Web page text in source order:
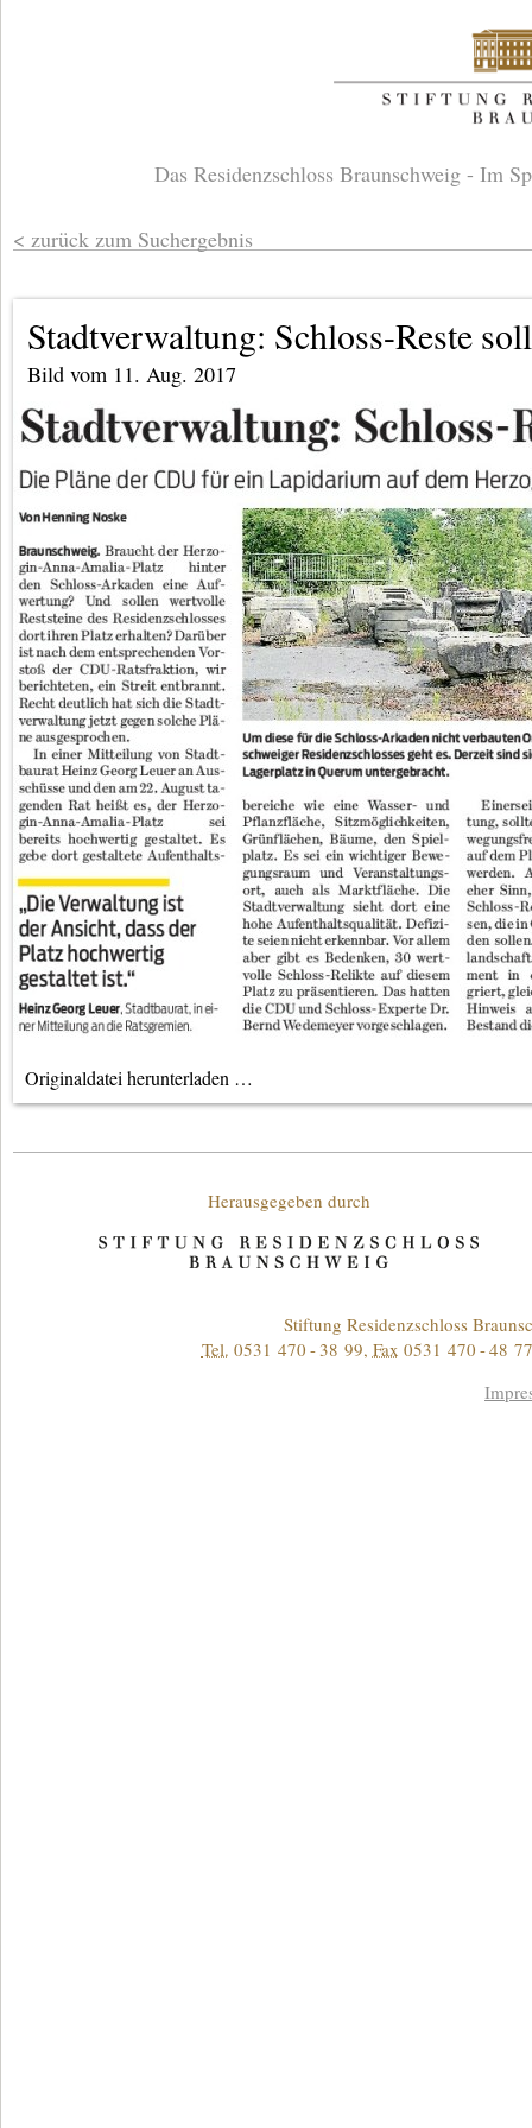
Das Residenzschloss Braunschweig - Im
zurück zum Suchergebnis
Stadtverwaltung: Schloss-Reste
Bild vom 11. Aug. 2017
Originaldatei herunterladen …
Herausgegeben durch
Stiftung Residenzschloss
Tel. 0531 470 - 38 99, Fax 0531 470 - 48